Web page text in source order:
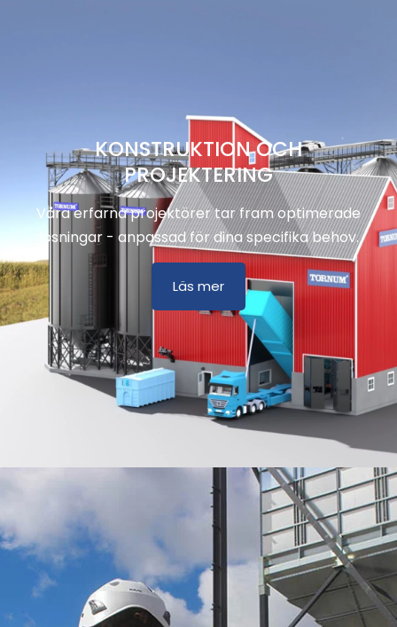
KONSTRUKTION OCH
PROJEKTERING
Våra erfarna projektörer tar fram optimerade
lösningar - anpassad för dina specifika behov.
Läs mer